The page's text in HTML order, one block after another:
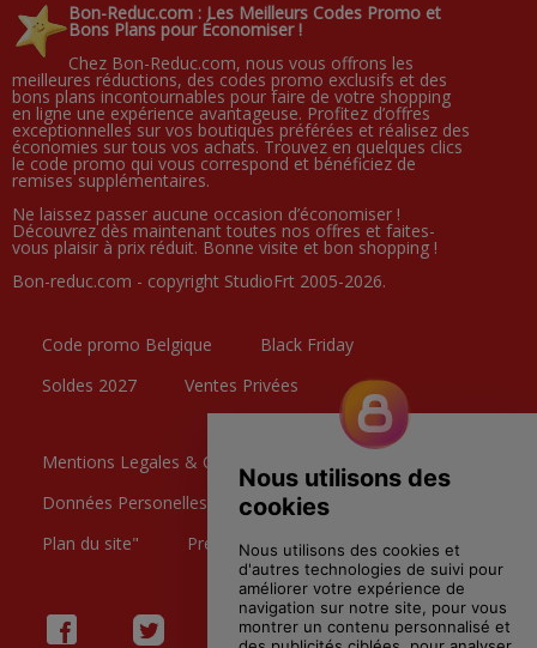
Bon-Reduc.com : Les Meilleurs Codes Promo et
Bons Plans pour Économiser !
Chez Bon-Reduc.com, nous vous offrons les
meilleures réductions, des codes promo exclusifs et des
bons plans incontournables pour faire de votre shopping
en ligne une expérience avantageuse. Profitez d’offres
exceptionnelles sur vos boutiques préférées et réalisez des
économies sur tous vos achats. Trouvez en quelques clics
le code promo qui vous correspond et bénéficiez de
remises supplémentaires.
Ne laissez passer aucune occasion d’économiser !
Découvrez dès maintenant toutes nos offres et faites-
vous plaisir à prix réduit. Bonne visite et bon shopping !
Bon-reduc.com - copyright StudioFrt 2005-2026.
Code promo Belgique
Black Friday
Soldes 2027
Ventes Privées
Mentions Legales & CGU
Données Personelles
Contactez nous
Plan du site"
Preference Cookies